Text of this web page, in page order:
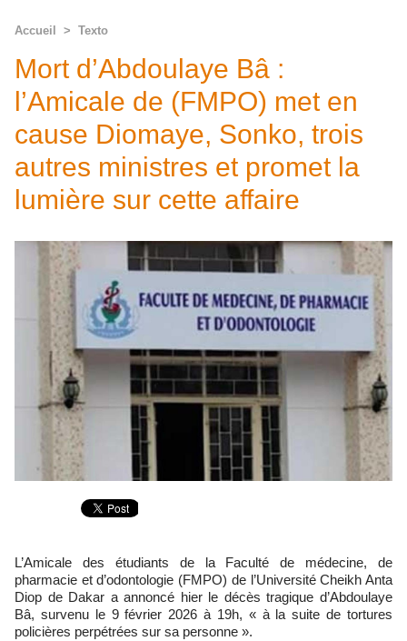
Accueil > Texto
Mort d’Abdoulaye Bâ :
l’Amicale de (FMPO) met en
cause Diomaye, Sonko, trois
autres ministres et promet la
lumière sur cette affaire
L’Amicale des étudiants de la Faculté de médecine, de
pharmacie et d’odontologie (FMPO) de l’Université Cheikh Anta
Diop de Dakar a annoncé hier le décès tragique d’Abdoulaye
Bâ, survenu le 9 février 2026 à 19h, « à la suite de tortures
policières perpétrées sur sa personne ».